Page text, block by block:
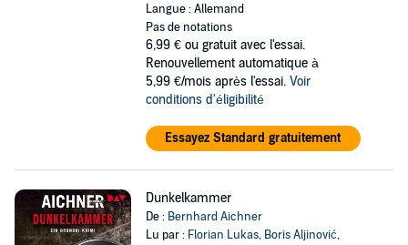
Langue : Allemand
Pas de notations
6,99 € ou gratuit avec l'essai.
Renouvellement automatique à
5,99 €/mois après l'essai. Voir
conditions d'éligibilité
Essayez Standard gratuitement
Dunkelkammer
De : Bernhard Aichner
Lu par : Florian Lukas, Boris Aljinović,